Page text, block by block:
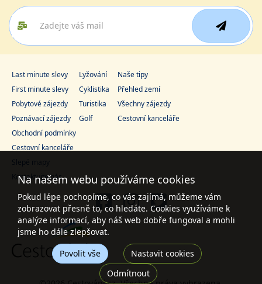
Last minute slevy
First minute slevy
Pobytové zájezdy
Poznávací zájezdy
Lyžování
Cyklistika
Turistika
Golf
Naše tipy
Přehled zemí
Všechny zájezdy
Cestovní kanceláře
Obchodní podmínky
Cestovní kanceláře
Slepé mapy
Kontaktujte nás
Na našem webu používáme cookies
Pokud lépe pochopíme, co vás zajímá, můžeme vám
zobrazovat přesně to, co hledáte. Cookies využíváme k
analýze informací, aby náš web dobře fungoval a mohli
jsme ho dále zlepšovat.
Povolit vše
Nastavit cookies
Odmítnout